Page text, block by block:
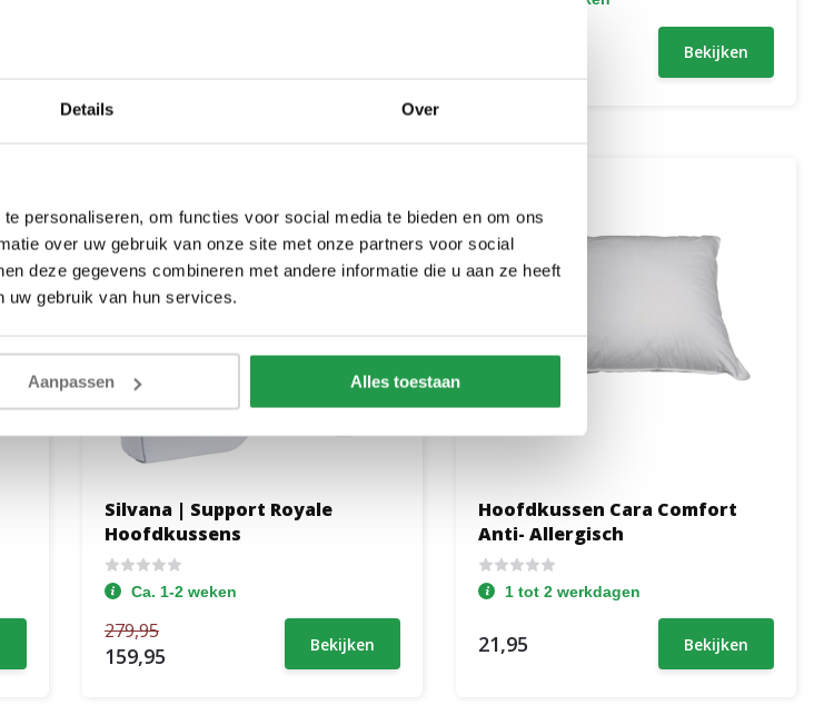
Details Over
personaliseren, om functies voor social media te bieden en om ons
over uw gebruik van onze site met onze partners voor social
deze gegevens combineren met andere informatie die u aan ze heeft
uw gebruik van hun services.
Aanpassen Alles toestaan
Bekijken
Silvana | Support Royale
Hoofdkussens
Ca. 1-2 weken
279,95
159,95 Bekijken
Hoofdkussen Cara Comfort
Anti- Allergisch
1 tot 2 werkdagen
21,95 Bekijken